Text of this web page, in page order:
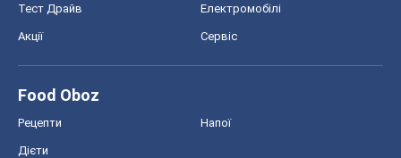
Тест Драйв Електромобілі
Акції Сервіс
Food Oboz
Рецепти Напої
Дієти